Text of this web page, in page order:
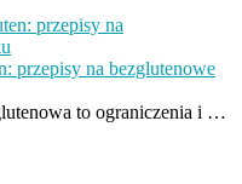
przepisy na bezglutenowe
to ograniczenia i …